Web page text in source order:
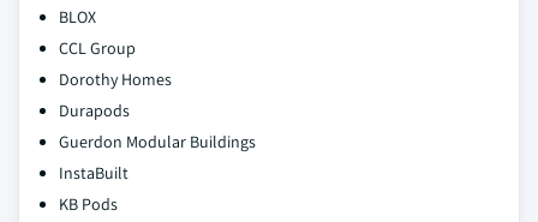
BLOX
CCL Group
Dorothy Homes
Durapods
Guerdon Modular Buildings
InstaBuilt
KB Pods